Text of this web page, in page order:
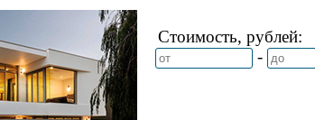
Стоимость, рублей:
-